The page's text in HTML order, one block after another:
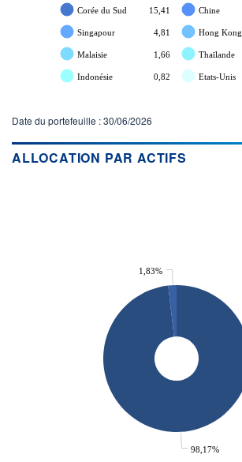
Corée du Sud 15,41 Chine
Singapour 4,81 Hong Kong
Malaisie 1,66 Thaïlande
Indonésie 0,82 Etats-Unis
Date du portefeuille : 30/06/2026
ALLOCATION PAR ACTIFS
98,17%
1,83%